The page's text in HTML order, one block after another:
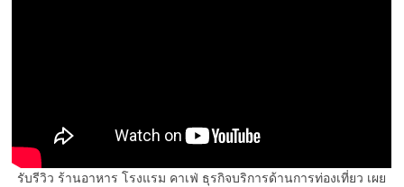
รับรีวิว ร้านอาหาร โรงแรม คาเฟ่ ธุรกิจบริการด้านการท่องเที่ยว เผย